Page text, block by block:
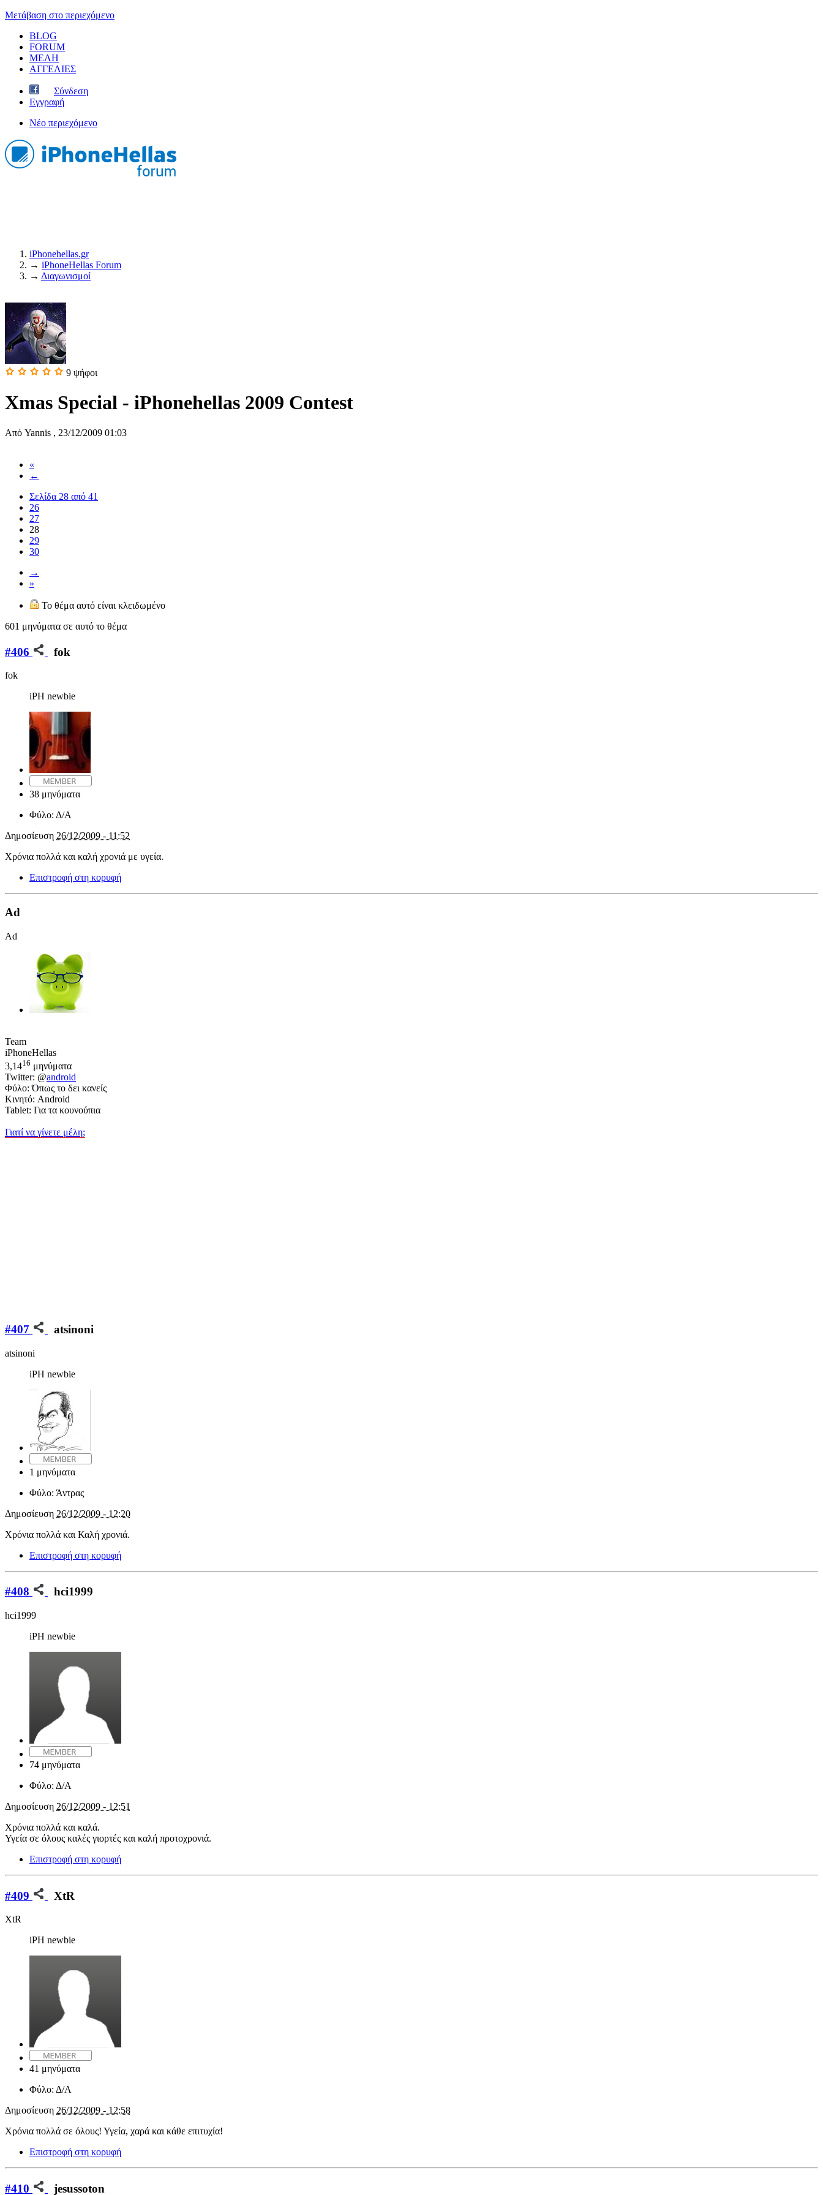
Μετάβαση στο περιεχόμενο
BLOG
FORUM
ΜΕΛΗ
ΑΓΓΕΛΙΕΣ
Σύνδεση
Εγγραφή
Νέο περιεχόμενο
iPhonehellas.gr
→ iPhoneHellas Forum
→ Διαγωνισμοί
9 ψήφοι
Xmas Special - iPhonehellas 2009 Contest
Από Yannis , 23/12/2009 01:03
«
←
Σελίδα 28 από 41
26
27
28
29
30
→
»
Το θέμα αυτό είναι κλειδωμένο
601 μηνύματα σε αυτό το θέμα
#406 fok
fok
iPH newbie
38 μηνύματα
Φύλο: Δ/Α
Δημοσίευση 26/12/2009 - 11:52
Χρόνια πολλά και καλή χρονιά με υγεία.
Επιστροφή στη κορυφή
Ad
Ad
Team
iPhoneHellas
3,1416 μηνύματα
Twitter: @android
Φύλο: Όπως το δει κανείς
Κινητό: Android
Tablet: Για τα κουνούπια
Γιατί να γίνετε μέλη;
#407 atsinoni
atsinoni
iPH newbie
1 μηνύματα
Φύλο: Άντρας
Δημοσίευση 26/12/2009 - 12:20
Χρόνια πολλά και Καλή χρονιά.
Επιστροφή στη κορυφή
#408 hci1999
hci1999
iPH newbie
74 μηνύματα
Φύλο: Δ/Α
Δημοσίευση 26/12/2009 - 12:51
Χρόνια πολλά και καλά.
Υγεία σε όλους καλές γιορτές και καλή προτοχρονιά.
Επιστροφή στη κορυφή
#409 XtR
XtR
iPH newbie
41 μηνύματα
Φύλο: Δ/Α
Δημοσίευση 26/12/2009 - 12:58
Χρόνια πολλά σε όλους! Υγεία, χαρά και κάθε επιτυχία!
Επιστροφή στη κορυφή
#410 jesussoton